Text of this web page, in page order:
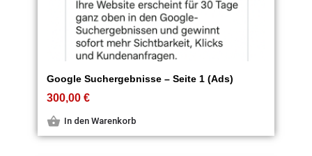
Google Suchergebnisse – Seite 1 (Ads)
300,00€
In den Warenkorb